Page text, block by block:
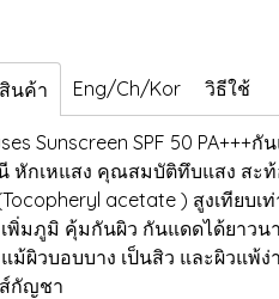
นค้า Eng/Ch/Kor วิธีใช้
Sunscreen SPF 50
หักเหแสง คุณสมบัติทึบแสง สะท้
acetate ) สูงเทียบเ
มภูมิ คุ้มกันผิว กันแดดได้ยาวน
ม้ผิวบอบบาง เป็นสิว และผิวแพ้ง่
กัญชา